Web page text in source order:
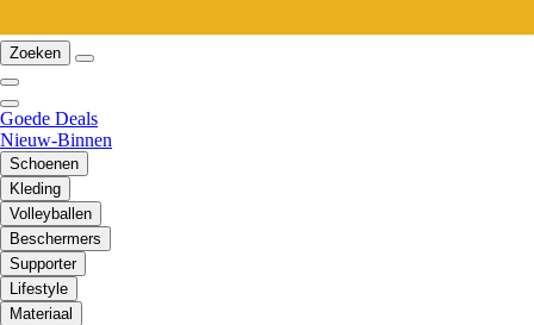
Zoeken
Goede Deals
Nieuw-Binnen
Schoenen
Kleding
Volleyballen
Beschermers
Supporter
Lifestyle
Materiaal